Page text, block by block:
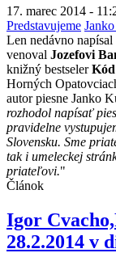
17. marec 2014 -
Predstavujeme
Len nedávno
venoval Jozefovi
knižný bestselerKód
Horných
autor piesne Janko
rozhodol napísať
pravidelne
Slovensku. Sme
tak i umeleckej
priateľovi."
Článok
Igor
28.2.2014 v